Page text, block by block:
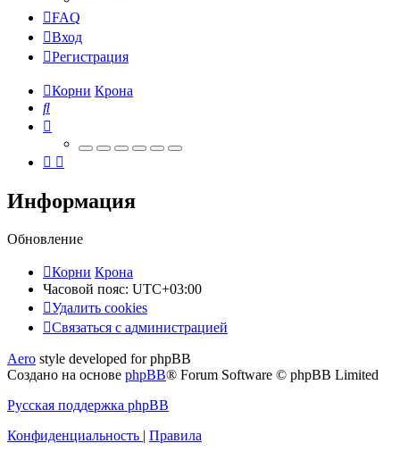
FAQ
Вход
Регистрация
Корни Крона
Поиск
Информация
Обновление
Корни Крона
Часовой пояс: UTC+03:00
Удалить cookies
Связаться
администрацией
Связаться с администрацией
Aero style developed for phpBB
Создано на основе phpBB® Forum Software © phpBB Limited
Русская поддержка phpBB
Конфиденциальность | Правила